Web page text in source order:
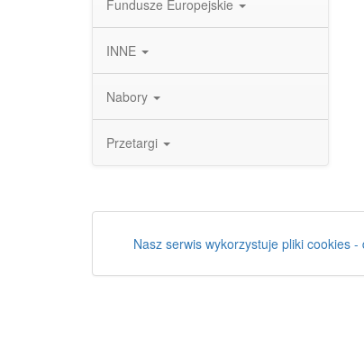
Fundusze Europejskie
INNE
Nabory
Przetargi
Nasz serwis wykorzystuje pliki cookies